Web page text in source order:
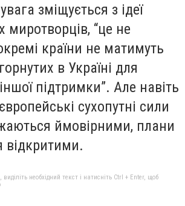
зміщується з ідеї
миротворців, “це не
країни не матимуть
в Україні для
підтримки”. Але навіть
сухопутні сили
ймовірними, плани
необхідний текст і натисніть Ctrl + Enter, щоб